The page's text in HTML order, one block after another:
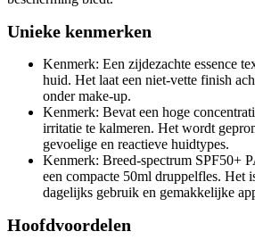
Unieke kenmerken
Kenmerk: Een zijdezachte essence
huid. Het laat een niet-vette finish
onder make-up.
Kenmerk: Bevat een hoge
irritatie te kalmeren. Het wordt
gevoelige en reactieve huidtypes.
Kenmerk: Breed-spectrum SPF50+
een compacte 50ml druppelfles. Het
dagelijks gebruik en gemakkelijke
Hoofdvoordelen